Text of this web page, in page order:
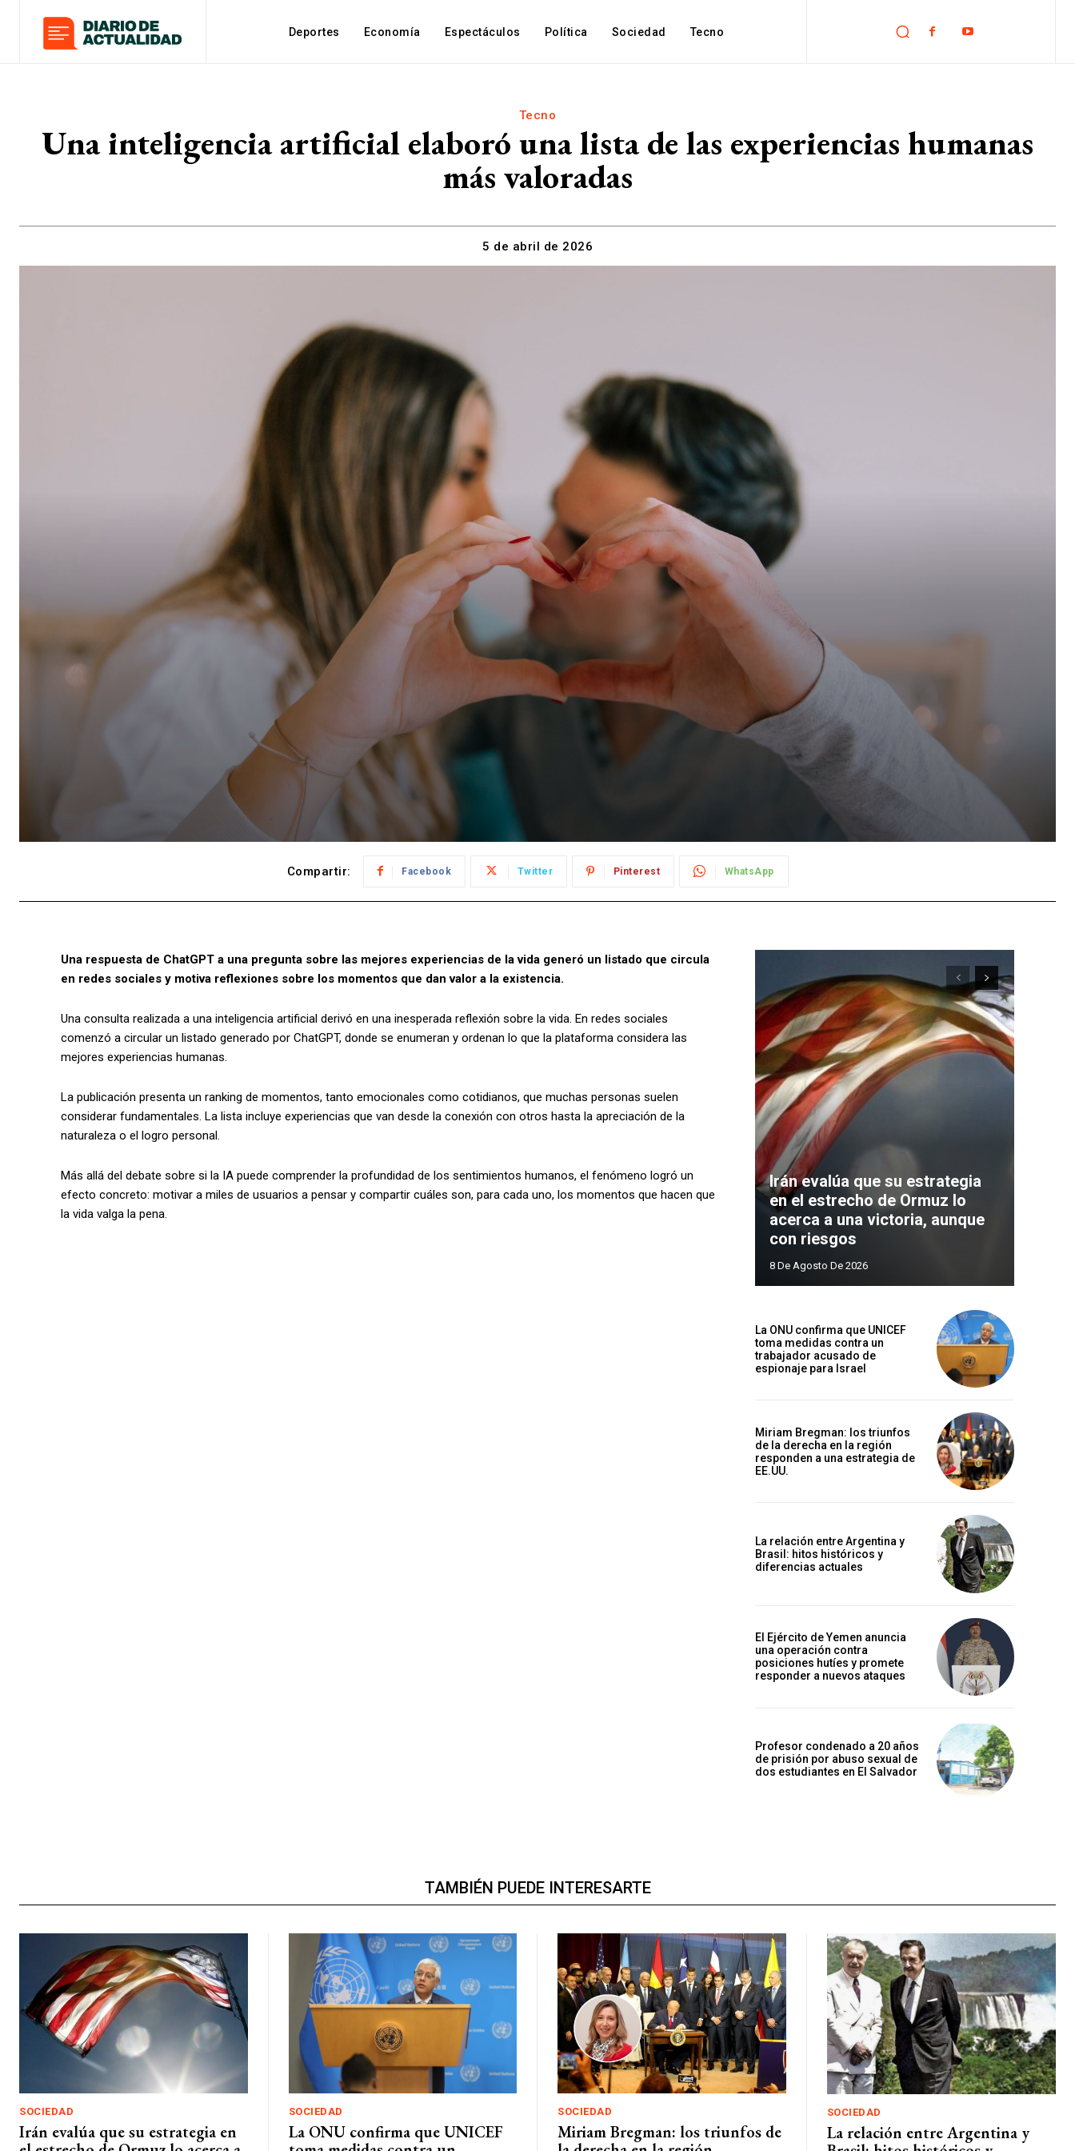
Deportes Economía Espectáculos Política Sociedad Tecno
Tecno
Una inteligencia artificial elaboró una lista de las experiencias humanas
más valoradas
5 de abril de 2026
Compartir: Facebook Twitter Pinterest WhatsApp
Una respuesta de ChatGPT a una pregunta sobre las mejores experiencias de la vida generó un listado que circula
en redes sociales y motiva reflexiones sobre los momentos que dan valor a la existencia.
Una consulta realizada a una inteligencia artificial derivó en una inesperada reflexión sobre la vida. En redes sociales
comenzó a circular un listado generado por ChatGPT, donde se enumeran y ordenan lo que la plataforma considera las
mejores experiencias humanas.
La publicación presenta un ranking de momentos, tanto emocionales como cotidianos, que muchas personas suelen
considerar fundamentales. La lista incluye experiencias que van desde la conexión con otros hasta la apreciación de la
naturaleza o el logro personal.
Más allá del debate sobre si la IA puede comprender la profundidad de los sentimientos humanos, el fenómeno logró un
efecto concreto: motivar a miles de usuarios a pensar y compartir cuáles son, para cada uno, los momentos que hacen que
la vida valga la pena.
Irán evalúa que su estrategia
en el estrecho de Ormuz lo
acerca a una victoria, aunque
con riesgos
8 De Agosto De 2026
La ONU confirma que UNICEF
toma medidas contra un
trabajador acusado de
espionaje para Israel
Miriam Bregman: los triunfos
de la derecha en la región
responden a una estrategia de
EE.UU.
La relación entre Argentina y
Brasil: hitos históricos y
diferencias actuales
El Ejército de Yemen anuncia
una operación contra
posiciones hutíes y promete
responder a nuevos ataques
Profesor condenado a 20 años
de prisión por abuso sexual de
dos estudiantes en El Salvador
TAMBIÉN PUEDE INTERESARTE
SOCIEDAD
Irán evalúa que su estrategia en
SOCIEDAD
La ONU confirma que UNICEF
SOCIEDAD
Miriam Bregman: los triunfos de
SOCIEDAD
La relación entre Argentina y